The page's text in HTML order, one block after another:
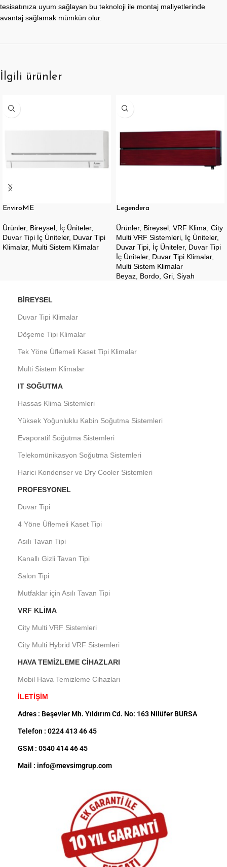
tesisatınıza uyum sağlayan bu teknoloji ile montaj maliyetlerinde
avantaj sağlamak mümkün olur.
İlgili ürünler
EnviroME
Ürünler, Bireysel İç Üniteler,
Duvar Tipi İç Üniteler, Duvar Tipi
Klimalar, Multi Sistem Klimalar
Legendera
Ürünler, Bireysel VRF Klima City
Multi VRF Sistemleri İç Üniteler,
Duvar Tipi İç Üniteler, Duvar Tipi
İç Üniteler, Duvar Tipi Klimalar,
Multi Sistem Klimalar
Beyaz Bordo Gri Siyah
BIREYSEL
Duvar Tipi Klimalar
Döşeme Tipi Klimalar
Tek Yöne Üflemeli Kaset Tipi Klimalar
Multi Sistem Klimalar
IT SOĞUTMA
Hassas Klima Sistemleri
Yüksek Yoğunluklu Kabin Soğutma Sistemleri
Evaporatif Soğutma Sistemleri
Telekomünikasyon Soğutma Sistemleri
Harici Kondenser ve Dry Cooler Sistemleri
PROFESYONEL
Duvar Tipi
4 Yöne Üflemeli Kaset Tipi
Asılı Tavan Tipi
Kanallı Gizli Tavan Tipi
Salon Tipi
Mutfaklar için Asılı Tavan Tipi
VRF KLIMA
City Multi VRF Sistemleri
City Multi Hybrid VRF Sistemleri
HAVA TEMIZLEME CIHAZLARI
Mobil Hava Temizleme Cihazları
İLETİŞİM
Adres : Beşevler Mh. Yıldırım Cd. No: 163 Nilüfer BURSA
Telefon : 0224 413 46 45
GSM : 0540 414 46 45
Mail : info@mevsimgrup.com